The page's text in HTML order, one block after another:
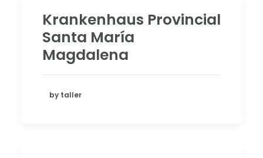
Krankenhaus Provincial
Santa María
Magdalena
by taller